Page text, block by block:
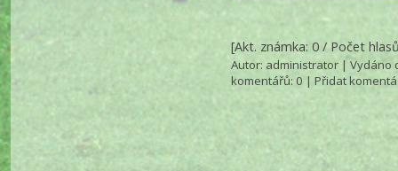
[Akt. známka: 0 / Počet
Autor: administrator| Vydáno
komentářů: 0 | Přidat